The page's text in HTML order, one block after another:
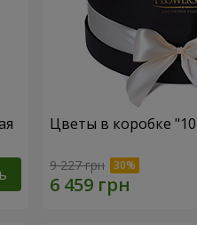
Цветы в коробке
9 227 грн